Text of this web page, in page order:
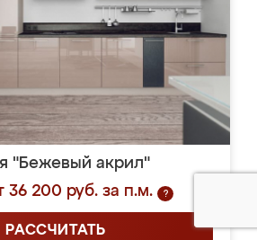
"Бежевый акрил"
36 200 руб. за п.м.
?
РАССЧИТАТЬ